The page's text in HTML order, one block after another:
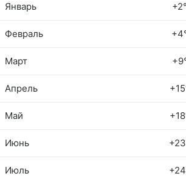
Январь +2°
Февраль
Март
Апрель
Май
Июнь
Июль